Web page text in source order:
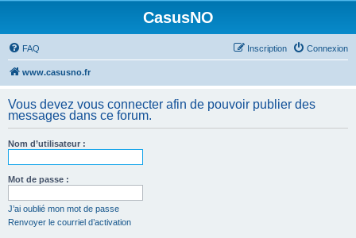
CasusNO
FAQ Connexion
Inscription
www.casusno.fr
Vous devez vous connecter afin de pouvoir publier des
messages dans ce forum.
Nom d’utilisateur :
Mot de passe :
J’ai oublié mon mot de passe
Renvoyer le courriel d’activation